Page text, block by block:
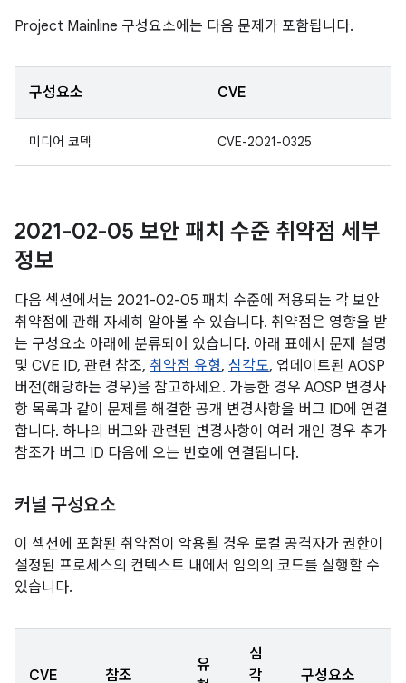
Project Mainline 구성요소에는 다음 문제가 포함됩니다.
구성요소 CVE
미디어 코덱 CVE-2021-0325
2021-02-05 보안 패치 수준 취약점 세부
정보
다음 섹션에서는 2021-02-05 패치 수준에 적용되는 각 보안
취약점에 관해 자세히 알아볼 수 있습니다. 취약점은 영향을 받
는 구성요소 아래에 분류되어 있습니다. 아래 표에서 문제 설명
및 CVE ID, 관련 참조, 취약점 유형, 심각도, 업데이트된 AOSP
버전(해당하는 경우)을 참고하세요. 가능한 경우 AOSP 변경사
항 목록과 같이 문제를 해결한 공개 변경사항을 버그 ID에 연결
합니다. 하나의 버그와 관련된 변경사항이 여러 개인 경우 추가
참조가 버그 ID 다음에 오는 번호에 연결됩니다.
커널 구성요소
이 섹션에 포함된 취약점이 악용될 경우 로컬 공격자가 권한이
설정된 프로세스의 컨텍스트 내에서 임의의 코드를 실행할 수
있습니다.
CVE 참조
유
심
각
구성요소